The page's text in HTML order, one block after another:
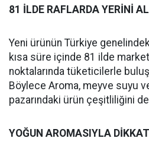
81 İLDE RAFLARDA YERİNİ
Yeni ürünün Türkiye
kısa süre içinde 81 ilde
noktalarında tüketicilerle
Böylece Aroma, meyve suyu
pazarındaki ürün çeşitliliğini
YOĞUN AROMASIYLA